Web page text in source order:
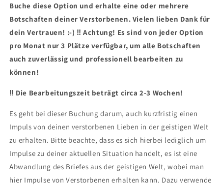
Buche diese Option und erhalte eine oder mehrere
Botschaften deiner Verstorbenen. Vielen lieben Dank für
dein Vertrauen! :-) ‼️ Achtung! Es sind von jeder Option
pro Monat nur 3 Plätze verfügbar, um alle Botschaften
auch zuverlässig und professionell bearbeiten zu
können!
‼️ Die Bearbeitungszeit beträgt circa 2-3 Wochen!
Es geht bei dieser Buchung darum, auch kurzfristig einen
Impuls von deinen verstorbenen Lieben in der geistigen Welt
zu erhalten. Bitte beachte, dass es sich hierbei lediglich um
Impulse zu deiner aktuellen Situation handelt, es ist eine
Abwandlung des Briefes aus der geistigen Welt, wobei man
hier Impulse von Verstorbenen erhalten kann. Dazu verwende